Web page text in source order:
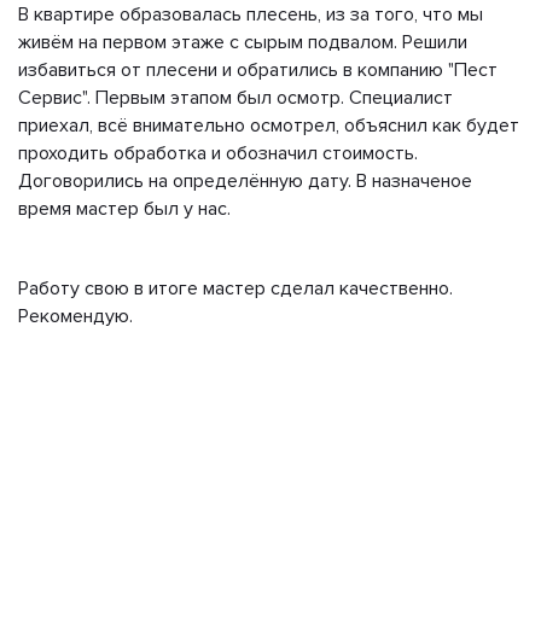
В квартире образовалась плесень, из за того, что мы
живём на первом этаже с сырым подвалом. Решили
избавиться от плесени и обратились в компанию "Пест
Сервис". Первым этапом был осмотр. Специалист
приехал, всё внимательно осмотрел, объяснил как будет
проходить обработка и обозначил стоимость.
Договорились на определённую дату. В назначеное
время мастер был у нас.
Работу свою в итоге мастер сделал качественно.
Рекомендую.